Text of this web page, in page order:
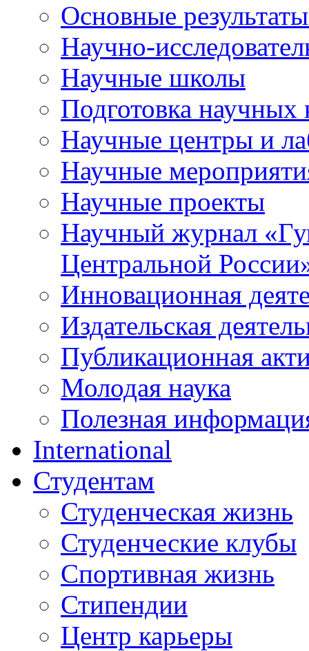
Основные
Научно-
Научные школы
Подготовка научных
Научные центры и
Научные
Научные проекты
Научный журнал «
Центральной
Инновационная
Издательская
Публикационная
Молодая наука
Полезная
International
Студентам
Студенческая жизнь
Студенческие клубы
Спортивная жизнь
Стипендии
Центр карьеры